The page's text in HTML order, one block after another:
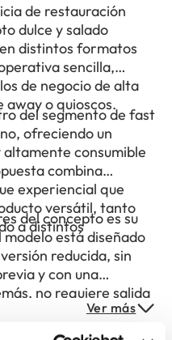
de restauración
dulce y salado
distintos formatos
sencilla,
de negocio de alta
o quioscos.
del segmento de fast
ofreciendo un
consumible
combina
experiencial que
versátil, tanto
a distintos
del concepto es su
está diseñado
reducida, sin
y con una
no requiere salida
sus formatos, lo que
posibilidades de
Ver más